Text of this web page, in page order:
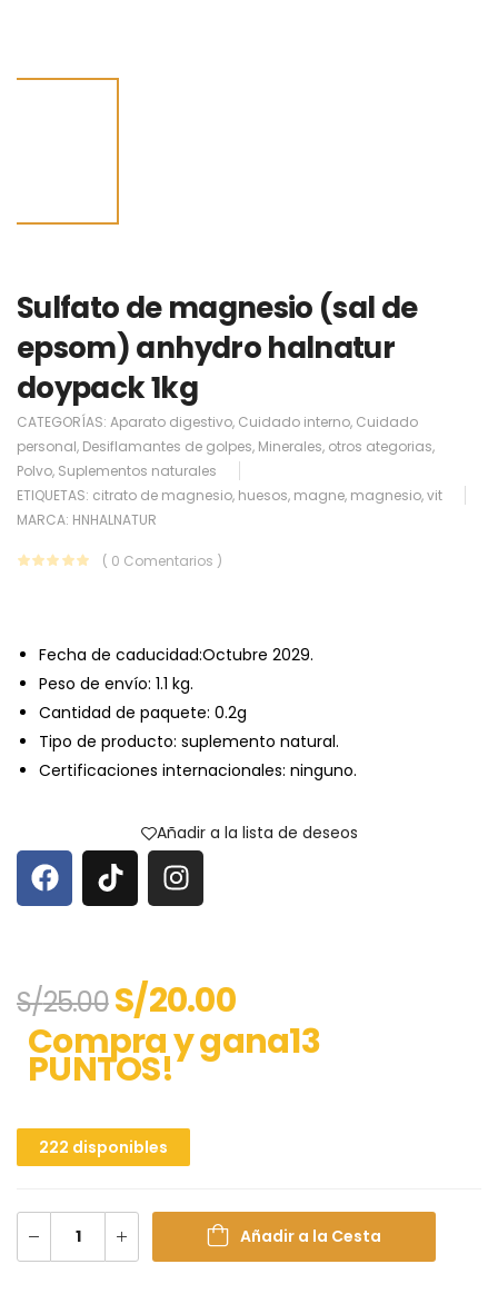
Sulfato de magnesio (sal de
epsom) anhydro halnatur
doypack 1kg
CATEGORÍAS: Aparato digestivo, Cuidado interno, Cuidado
personal, Desiflamantes de golpes, Minerales, otros ategorias,
Polvo, Suplementos naturales
ETIQUETAS: citrato de magnesio, huesos, magne, magnesio,vit
MARCA: HNHALNATUR
( 0 Comentarios )
Fecha de caducidad:Octubre 2029.
Peso de envío: 1.1 kg.
Cantidad de paquete: 0.2g
Tipo de producto: suplemento natural.
Certificaciones internacionales: ninguno.
Añadir a la lista de deseos
S/25.00S/20.00
Compra y gana13
PUNTOS!
222 disponibles
Añadir a la Cesta